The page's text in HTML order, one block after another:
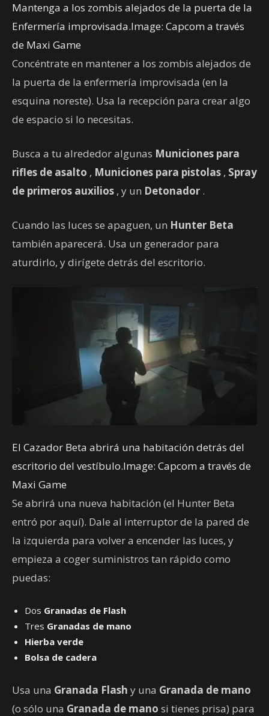
Mantenga a los zombis alejados de la puerta de la
Enfermería improvisada.Image: Capcom a través
de Maxi Game
Concéntrate en mantener a los zombis alejados de
la puerta de la enfermería improvisada (en la
esquina noreste). Usa la recepción para crear algo
de espacio si lo necesitas.
Busca a tu alrededor algunas Municiones para
rifles de asalto , Municiones para pistolas , Spray
de primeros auxilios , y un Detonador .
Cuando las luces se apaguen, un Hunter Beta
también aparecerá. Usa un generador para
aturdirlo, y dirígete detrás del escritorio.
El Cazador Beta abrirá una habitación detrás del
escritorio del vestíbulo.Image: Capcom a través de
Maxi Game
Se abrirá una nueva habitación (el Hunter Beta
entró por aquí). Dale al interruptor de la pared de
la izquierda para volver a encender las luces, y
empieza a coger suministros tan rápido como
puedas:
Dos Granadas de Flash
Tres Granadas de mano
Hierba verde
Bolsa de cadera
Usa una Granada Flash y una Granada de mano
(o sólo una Granada de mano si tienes prisa) para